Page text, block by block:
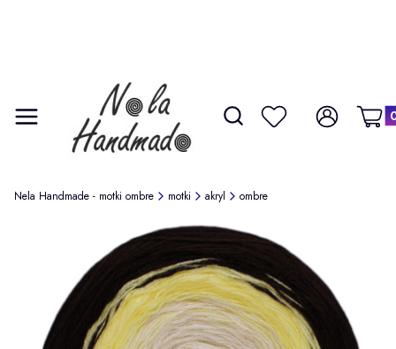
Menu Otwórz wyszukiwarkę
Szukaj Ulubione Zaloguj się
Nela Handmade - motki ombre motki akryl ombre